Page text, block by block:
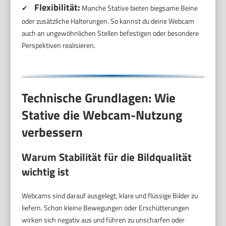
✔ Flexibilität: Manche Stative bieten biegsame Beine
oder zusätzliche Halterungen. So kannst du deine Webcam
auch an ungewöhnlichen Stellen befestigen oder besondere
Perspektiven realisieren.
Technische Grundlagen: Wie
Stative die Webcam-Nutzung
verbessern
Warum Stabilität für die Bildqualität
wichtig ist
Webcams sind darauf ausgelegt, klare und flüssige Bilder zu
liefern. Schon kleine Bewegungen oder Erschütterungen
wirken sich negativ aus und führen zu unscharfen oder